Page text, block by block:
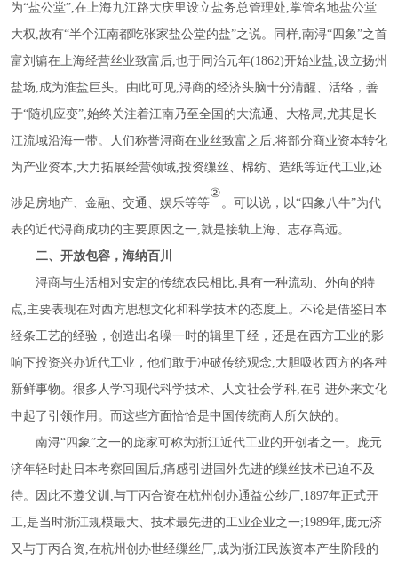
为“盐公堂”,在上海九江路大庆里设立盐务总管理处,掌管名地盐公堂
大权,故有“半个江南都吃张家盐公堂的盐”之说。同样,南浔“四象”之首
富刘镛在上海经营丝业致富后,也于同治元年(1862)开始业盐,设立扬州
盐场,成为淮盐巨头。由此可见,浔商的经济头脑十分清醒、活络，善
于“随机应变”,始终关注着江南乃至全国的大流通、大格局,尤其是长
江流域沿海一带。人们称誉浔商在业丝致富之后,将部分商业资本转化
为产业资本,大力拓展经营领域,投资缫丝、棉纺、造纸等近代工业,还
涉足房地产、金融、交通、娱乐等等
②
。可以说，以“四象八牛”为代
表的近代浔商成功的主要原因之一,就是接轨上海、志存高远。
二、开放包容，海纳百川
浔商与生活相对安定的传统农民相比,具有一种流动、外向的特
点,主要表现在对西方思想文化和科学技术的态度上。不论是借鉴日本
经条工艺的经验，创造出名噪一时的辑里干经，还是在西方工业的影
响下投资兴办近代工业，他们敢于冲破传统观念,大胆吸收西方的各种
新鲜事物。很多人学习现代科学技术、人文社会学科,在引进外来文化
中起了引领作用。而这些方面恰恰是中国传统商人所欠缺的。
南浔“四象”之一的庞家可称为浙江近代工业的开创者之一。庞元
济年轻时赴日本考察回国后,痛感引进国外先进的缫丝技术已迫不及
待。因此不遵父训,与丁丙合资在杭州创办通益公纱厂,1897年正式开
工,是当时浙江规模最大、技术最先进的工业企业之一;1989年,庞元济
又与丁丙合资,在杭州创办世经缫丝厂,成为浙江民族资本产生阶段的